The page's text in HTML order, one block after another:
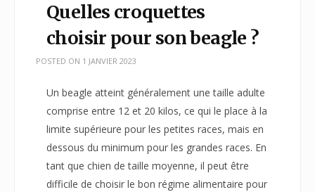
Quelles croquettes
choisir pour son beagle ?
POSTED ON 1 JANVIER 2023
Un beagle atteint généralement une taille adulte
comprise entre 12 et 20 kilos, ce qui le place à la
limite supérieure pour les petites races, mais en
dessous du minimum pour les grandes races. En
tant que chien de taille moyenne, il peut être
difficile de choisir le bon régime alimentaire pour